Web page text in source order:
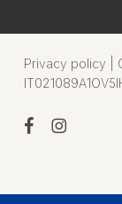
Privacy policy
facebookinstagram